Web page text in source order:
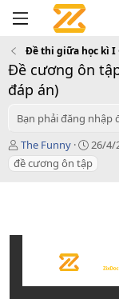
Đề thi giữa học kì I
Đề cương ôn
đáp án)
Bạn phải đăng nhập
T
á
c
The Funny
C
r
e
t
26/4/
đề cương ôn tập